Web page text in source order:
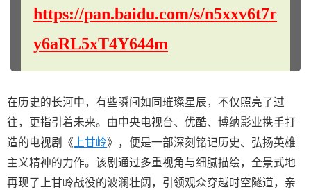
https://pan.baidu.com/s/n5xxv6t7r
y6aRL5xT4Y644m
在历史的长河中，有些瞬间如同璀璨星辰，不仅照亮了过
往，更指引着未来。由中央电视台、优酷、博纳影业携手打
造的电视剧《 上甘岭》，便是一部深刻铭记历史、弘扬英雄
主义精神的力作。该剧通过多重视角与细腻描绘，全景式地
再现了上甘岭战役的波澜壮阔，引领观众穿越时空隧道，亲